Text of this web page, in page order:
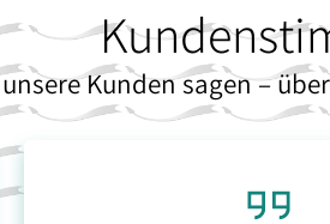
Kunden sagen –